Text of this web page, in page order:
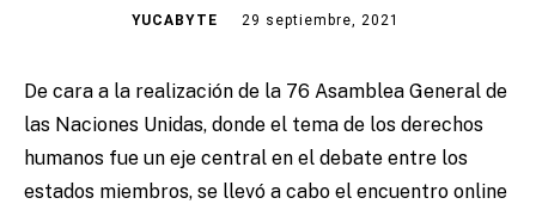
YUCABYTE 29 septiembre, 2021
De cara a la realización de la 76 Asamblea General de
las Naciones Unidas, donde el tema de los derechos
humanos fue un eje central en el debate entre los
estados miembros, se llevó a cabo el encuentro online